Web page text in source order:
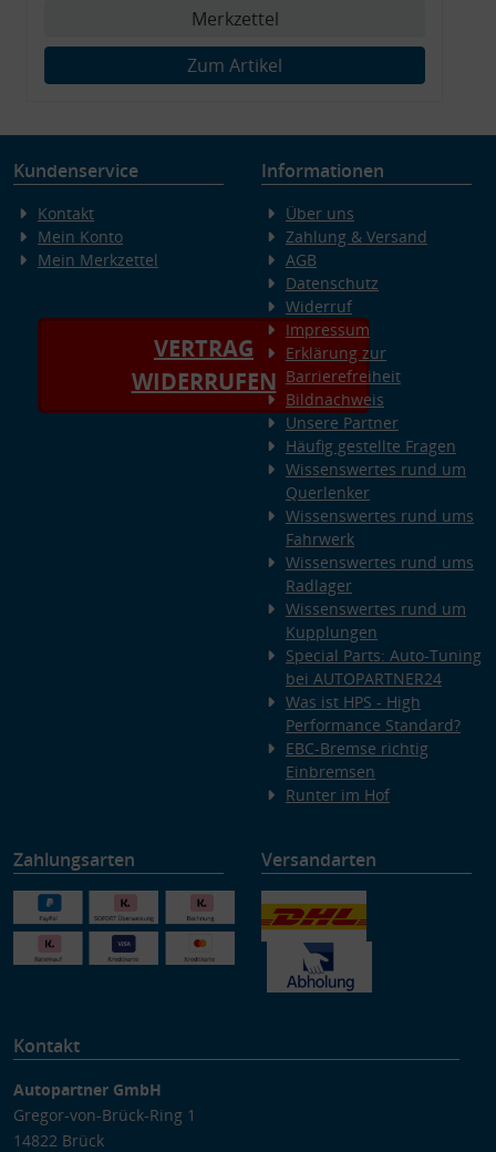
Merkzettel
Zum Artikel
Kundenservice
Kontakt
Mein Konto
Mein Merkzettel
VERTRAG
WIDERRUFEN
Informationen
Über uns
Zahlung & Versand
AGB
Datenschutz
Widerruf
Impressum
Erklärung zur
Barrierefreiheit
Bildnachweis
Unsere Partner
Häufig gestellte Fragen
Wissenswertes rund um
Querlenker
Wissenswertes rund ums
Fahrwerk
Wissenswertes rund ums
Radlager
Wissenswertes rund um
Kupplungen
Special Parts: Auto-Tuning
bei AUTOPARTNER24
Was ist HPS - High
Performance Standard?
EBC-Bremse richtig
Einbremsen
Runter im Hof
Zahlungsarten Versandarten
Kontakt
Autopartner GmbH
Gregor-von-Brück-Ring 1
14822 Brück